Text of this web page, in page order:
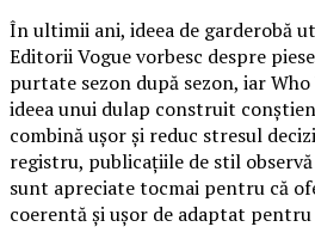
În ultimii ani, ideea de garderobă
Editorii Vogue vorbesc despre
purtate sezon după sezon, iar
ideea unui dulap construit
combină ușor și reduc stresul
registru, publicațiile de stil
sunt apreciate tocmai pentru că
coerentă și ușor de adaptat